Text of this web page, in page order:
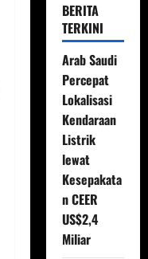
BERITA
TERKINI
Arab Saudi
Percepat
Lokalisasi
Kendaraan
Listrik
lewat
Kesepakata
n CEER
US$2,4
Miliar